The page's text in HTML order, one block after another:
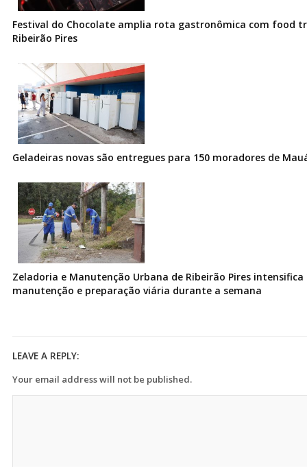
Festival do Chocolate amplia rota gastronômica com food
Ribeirão Pires
Geladeiras novas são entregues para 150 moradores de
Zeladoria e Manutenção Urbana de Ribeirão Pires intensifica
manutenção e preparação viária durante a semana
LEAVE A REPLY:
Your email address will not be published.